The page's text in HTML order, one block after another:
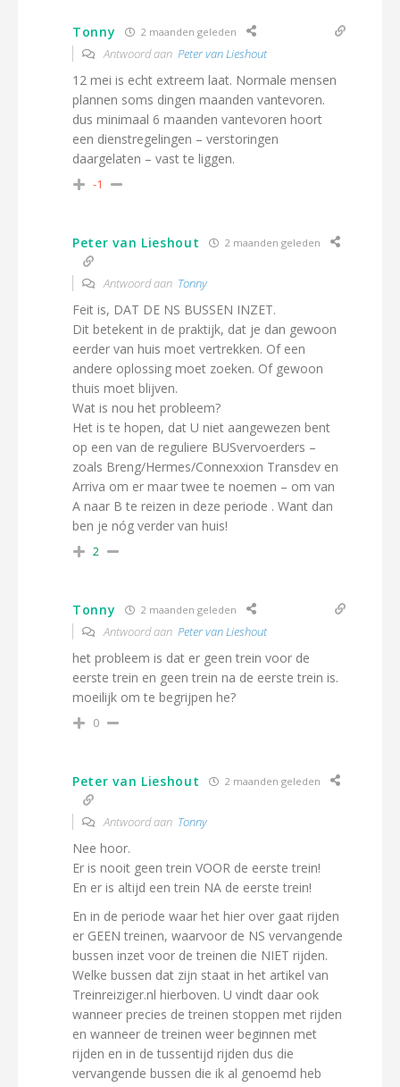
Tonny 2 maanden geleden
Antwoord aan Peter van Lieshout
12 mei is echt extreem laat. Normale mensen
plannen soms dingen maanden vantevoren.
dus minimaal 6 maanden vantevoren hoort
een dienstregelingen – verstoringen
daargelaten – vast te liggen.
-1
Peter van Lieshout 2 maanden geleden
Antwoord aan Tonny
Feit is, DAT DE NS BUSSEN INZET.
Dit betekent in de praktijk, dat je dan gewoon
eerder van huis moet vertrekken. Of een
andere oplossing moet zoeken. Of gewoon
thuis moet blijven.
Wat is nou het probleem?
Het is te hopen, dat U niet aangewezen bent
op een van de reguliere BUSvervoerders –
zoals Breng/Hermes/Connexxion Transdev en
Arriva om er maar twee te noemen – om van
A naar B te reizen in deze periode . Want dan
ben je nóg verder van huis!
2
Tonny 2 maanden geleden
Antwoord aan Peter van Lieshout
het probleem is dat er geen trein voor de
eerste trein en geen trein na de eerste trein is.
moeilijk om te begrijpen he?
0
Peter van Lieshout 2 maanden geleden
Antwoord aan Tonny
Nee hoor.
Er is nooit geen trein VOOR de eerste trein!
En er is altijd een trein NA de eerste trein!
En in de periode waar het hier over gaat rijden
er GEEN treinen, waarvoor de NS vervangende
bussen inzet voor de treinen die NIET rijden.
Welke bussen dat zijn staat in het artikel van
Treinreiziger.nl hierboven. U vindt daar ook
wanneer precies de treinen stoppen met rijden
en wanneer de treinen weer beginnen met
rijden en in de tussentijd rijden dus die
vervangende bussen die ik al genoemd heb